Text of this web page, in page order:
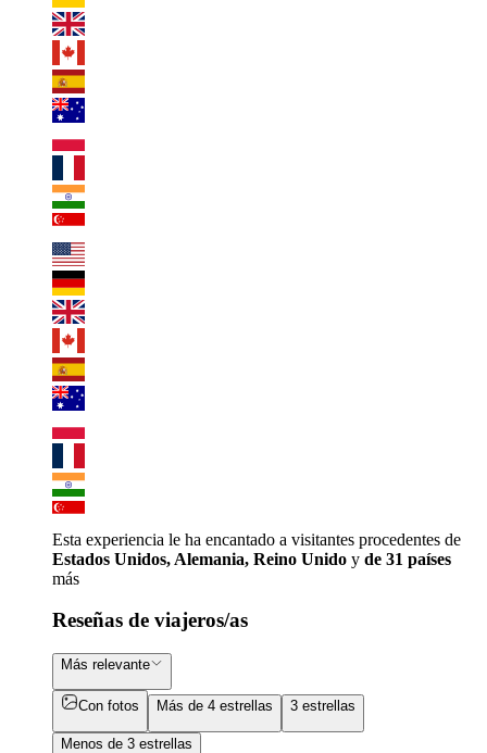
Esta experiencia le ha encantado a visitantes procedentes de
Estados Unidos, Alemania, Reino Unido y de 31 países
más
Reseñas de viajeros/as
Más relevante
Con fotos Más de 4 estrellas 3 estrellas
Menos de 3 estrellas